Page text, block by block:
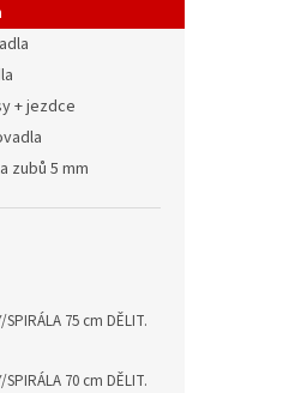
+ jezdce
zubů 5 mm
SPIRÁLA 75 cm DĚLIT.
SPIRÁLA 70 cm DĚLIT.